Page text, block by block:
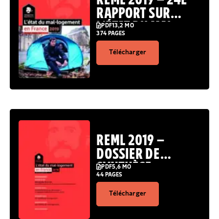
RAPPORT SUR
L’ÉTAT DU MAL-
LOGEMENT EN
FRANCE
PDF13,2 MO
374 PAGES
Télécharger
REML 2019 –
DOSSIER DE
SYNTHÈSE
PDF5,6 MO
44 PAGES
Télécharger